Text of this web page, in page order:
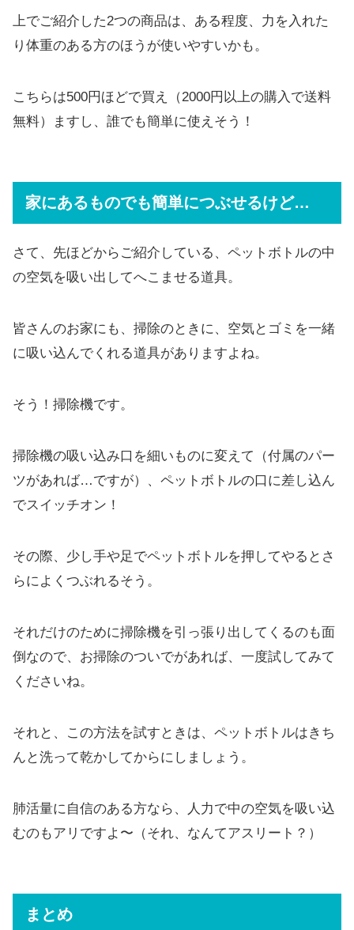
上でご紹介した2つの商品は、ある程度、力を入れた
り体重のある方のほうが使いやすいかも。
こちらは500円ほどで買え（2000円以上の購入で送料
無料）ますし、誰でも簡単に使えそう！
家にあるものでも簡単につぶせるけど…
さて、先ほどからご紹介している、ペットボトルの中
の空気を吸い出してへこませる道具。
皆さんのお家にも、掃除のときに、空気とゴミを一緒
に吸い込んでくれる道具がありますよね。
そう！掃除機です。
掃除機の吸い込み口を細いものに変えて（付属のパー
ツがあれば…ですが）、ペットボトルの口に差し込ん
でスイッチオン！
その際、少し手や足でペットボトルを押してやるとさ
らによくつぶれるそう。
それだけのために掃除機を引っ張り出してくるのも面
倒なので、お掃除のついでがあれば、一度試してみて
くださいね。
それと、この方法を試すときは、ペットボトルはきち
んと洗って乾かしてからにしましょう。
肺活量に自信のある方なら、人力で中の空気を吸い込
むのもアリですよ〜（それ、なんてアスリート？）
まとめ